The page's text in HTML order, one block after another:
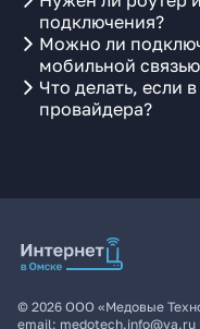
подключения?
Можно ли
мобильной
Что делать, если
провайдера?
© 2026 ООО «Медовые
email: medotech.info@ya.ru